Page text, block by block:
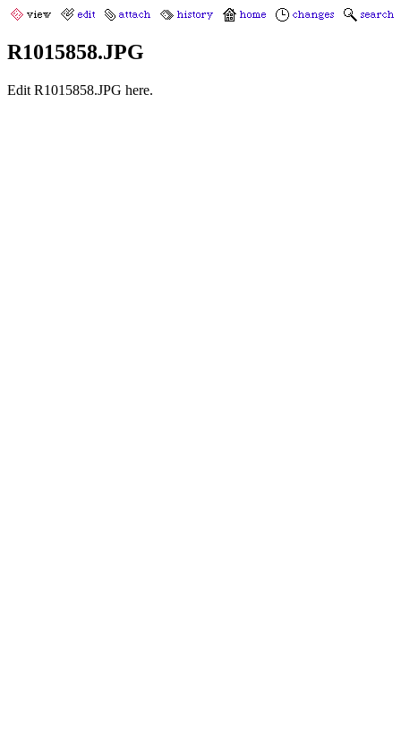
R1015858.JPG
Edit R1015858.JPG here.